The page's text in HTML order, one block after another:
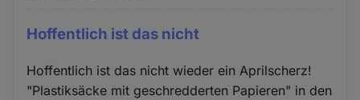
Hoffentlich ist das nicht
Hoffentlich ist das nicht wieder ein Aprilscherz!
"Plastiksäcke mit geschredderten Papieren" in den